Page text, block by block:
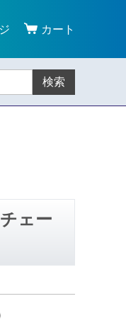
カート
検索
ェー